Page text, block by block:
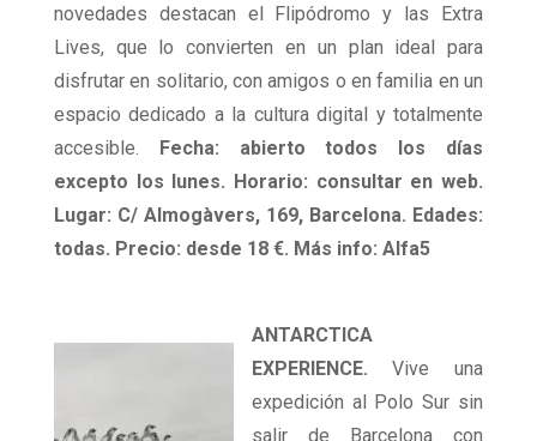
novedades destacan el Flipódromo y las Extra
Lives, que lo convierten en un plan ideal para
disfrutar en solitario, con amigos o en familia en un
espacio dedicado a la cultura digital y totalmente
accesible. Fecha: abierto todos los días
excepto los lunes. Horario: consultar en web.
Lugar: C/ Almogàvers, 169, Barcelona. Edades:
todas. Precio: desde 18 €. Más info: Alfa5
ANTARCTICA
EXPERIENCE. Vive una
expedición al Polo Sur sin
salir de Barcelona con